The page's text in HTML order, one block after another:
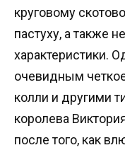
круговому
пастуху, а также
характеристики.
очевидным
колли и другими
королева
после того, как